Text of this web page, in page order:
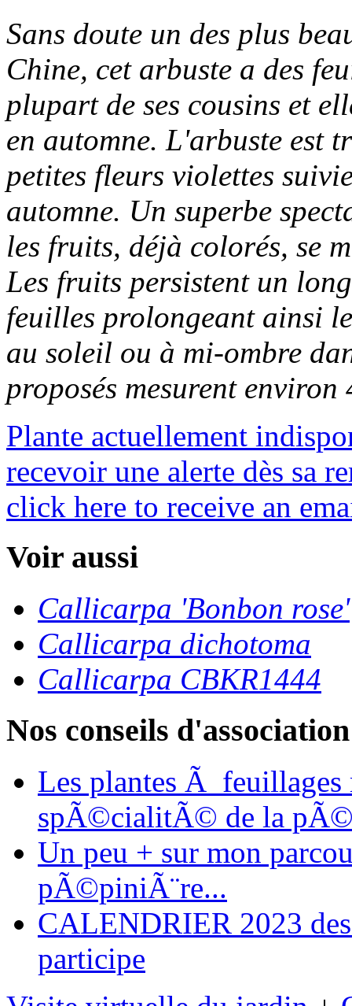
Sans doute un des plus
Chine, cet arbuste a des
plupart de ses cousins et
en automne. L'arbuste est
petites fleurs violettes
automne. Un superbe
les fruits, déjà colorés, se
Les fruits persistent un
feuilles prolongeant ainsi
au soleil ou à mi-ombre
proposés mesurent environ
Plante actuellement
recevoir une alerte dès sa
click here to receive an
Voir aussi
Callicarpa 'Bonbon rose'
Callicarpa dichotoma
Callicarpa CBKR1444
Nos conseils d'association
Les plantes Ã feuillages
spÃ©cialitÃ© de la
Un peu + sur mon
pÃ©piniÃ¨re...
CALENDRIER 2023
participe